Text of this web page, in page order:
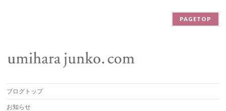
PAGETOP
ブログトップ
お知らせ